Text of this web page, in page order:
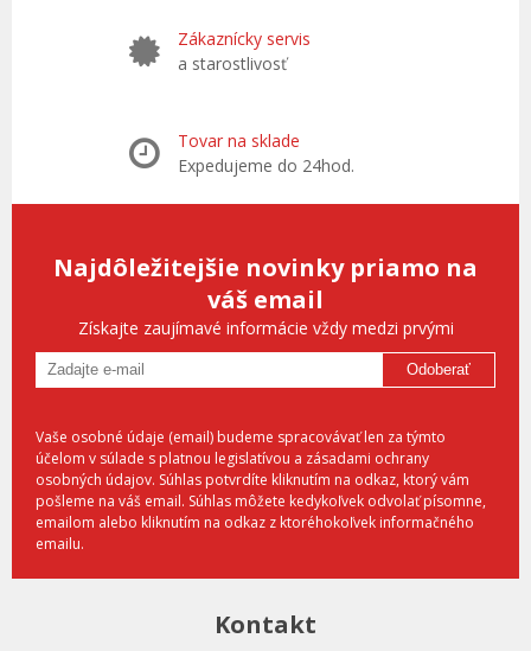
Zákaznícky servis
a starostlivosť
Tovar na sklade
Expedujeme do 24hod.
Najdôležitejšie novinky priamo na
váš email
Získajte zaujímavé informácie vždy medzi prvými
Odoberať
Vaše osobné údaje (email) budeme spracovávať len za týmto
účelom v súlade s platnou legislatívou a zásadami ochrany
osobných údajov. Súhlas potvrdíte kliknutím na odkaz, ktorý vám
pošleme na váš email. Súhlas môžete kedykoľvek odvolať písomne,
emailom alebo kliknutím na odkaz z ktoréhokoľvek informačného
emailu.
Kontakt